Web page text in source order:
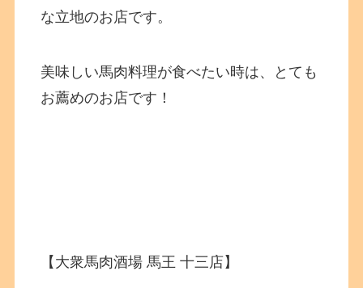
な立地のお店です。
美味しい馬肉料理が食べたい時は、とても
お薦めのお店です！
【大衆馬肉酒場 馬王 十三店】